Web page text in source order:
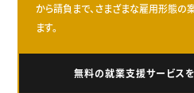
から請負まで、さまざまな雇用形態
ます。
無料の就業支援サービス